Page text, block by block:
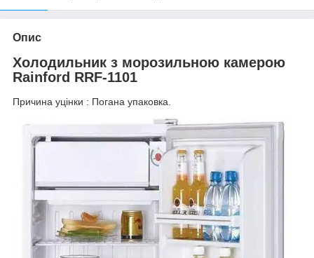
Опис
Холодильник з морозильною камерою
Rainford RRF-1101
Причина уцінки : Погана упаковка.